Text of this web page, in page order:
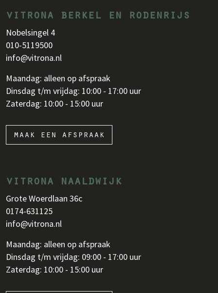
vitrona berkel en rodenrijs
Nobelsingel 4
010-5119500
info@vitrona.nl
Maandag: alleen op afspraak
Dinsdag t/m vrijdag: 10:00 - 17:00 uur
Zaterdag: 10:00 - 15:00 uur
maak een afspraak
vitrona naaldwijk
Grote Woerdlaan 36c
0174-631125
info@vitrona.nl
Maandag: alleen op afspraak
Dinsdag t/m vrijdag: 09:00 - 17:00 uur
Zaterdag: 10:00 - 15:00 uur